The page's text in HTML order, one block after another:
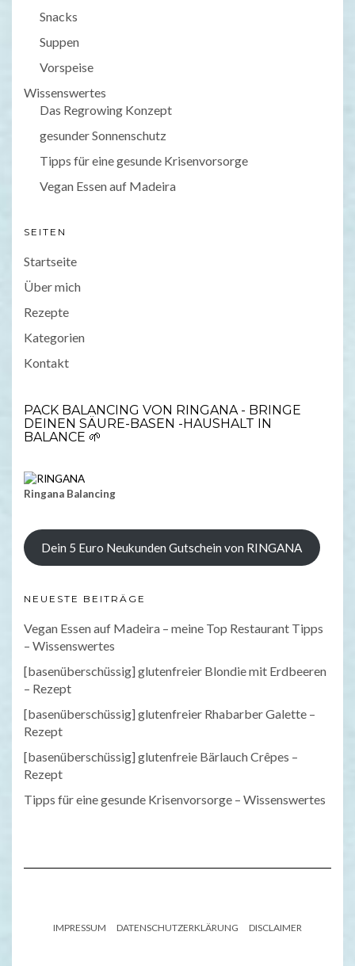
Snacks
Suppen
Vorspeise
Wissenswertes
Das Regrowing Konzept
gesunder Sonnenschutz
Tipps für eine gesunde Krisenvorsorge
Vegan Essen auf Madeira
SEITEN
Startseite
Über mich
Rezepte
Kategorien
Kontakt
PACK BALANCING VON RINGANA - BRINGE
DEINEN SÄURE-BASEN -HAUSHALT IN
BALANCE 🌱
Ringana Balancing
Dein 5 Euro Neukunden Gutschein von RINGANA
NEUESTE BEITRÄGE
Vegan Essen auf Madeira – meine Top Restaurant Tipps
– Wissenswertes
[basenüberschüssig] glutenfreier Blondie mit Erdbeeren
– Rezept
[basenüberschüssig] glutenfreier Rhabarber Galette –
Rezept
[basenüberschüssig] glutenfreie Bärlauch Crêpes –
Rezept
Tipps für eine gesunde Krisenvorsorge – Wissenswertes
IMPRESSUM DATENSCHUTZERKLÄRUNG DISCLAIMER